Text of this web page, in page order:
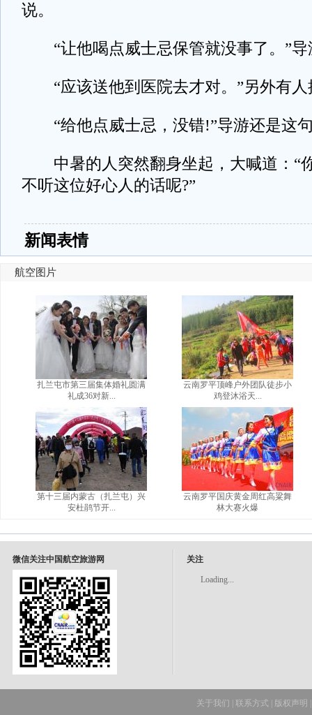
说。
“让他喝点威士忌保管就没事了。”导
“应该送他到医院去才对。”另外有人
“给他点威士忌，没错!”导游还是这
中暑的人突然翻身坐起，大喊道：“
不听这位好心人的话呢?”
新闻表情
航空图片
扎兰屯市第三届集体婚礼圆满
礼成36对新...
第十三届内蒙古（扎兰屯）兴
安杜鹃节开...
云南罗平顶峰户外团队徒步小
鸡登沐浴天...
云南罗平国庆黄金周红高粱舞
林大赛火爆
微信关注中国航空旅游网 关注
Loading...
关于我们 联系方式 版权声明